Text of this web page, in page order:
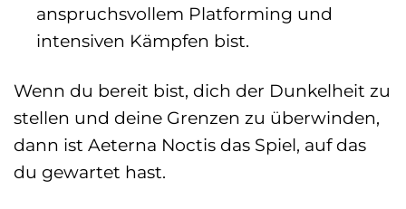
anspruchsvollem Platforming und
intensiven Kämpfen bist.
Wenn du bereit bist, dich der Dunkelheit zu
stellen und deine Grenzen zu überwinden,
dann ist Aeterna Noctis das Spiel, auf das
du gewartet hast.